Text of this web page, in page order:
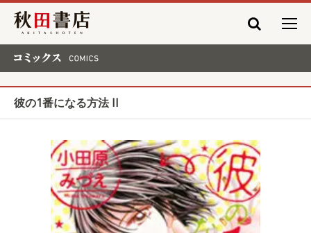
秋田書店
彼の1番になる方法 II